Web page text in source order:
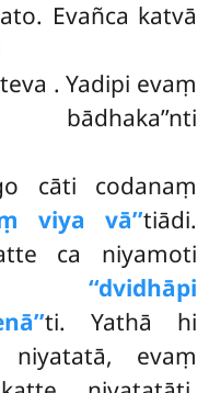
Evañca katvā
. Yadipi evaṃ
cāti codanaṃ
viya vā’’tiādi.
ca niyamoti
‘‘dvidhāpi
ti. Yathā hi
niyatatā, evaṃ